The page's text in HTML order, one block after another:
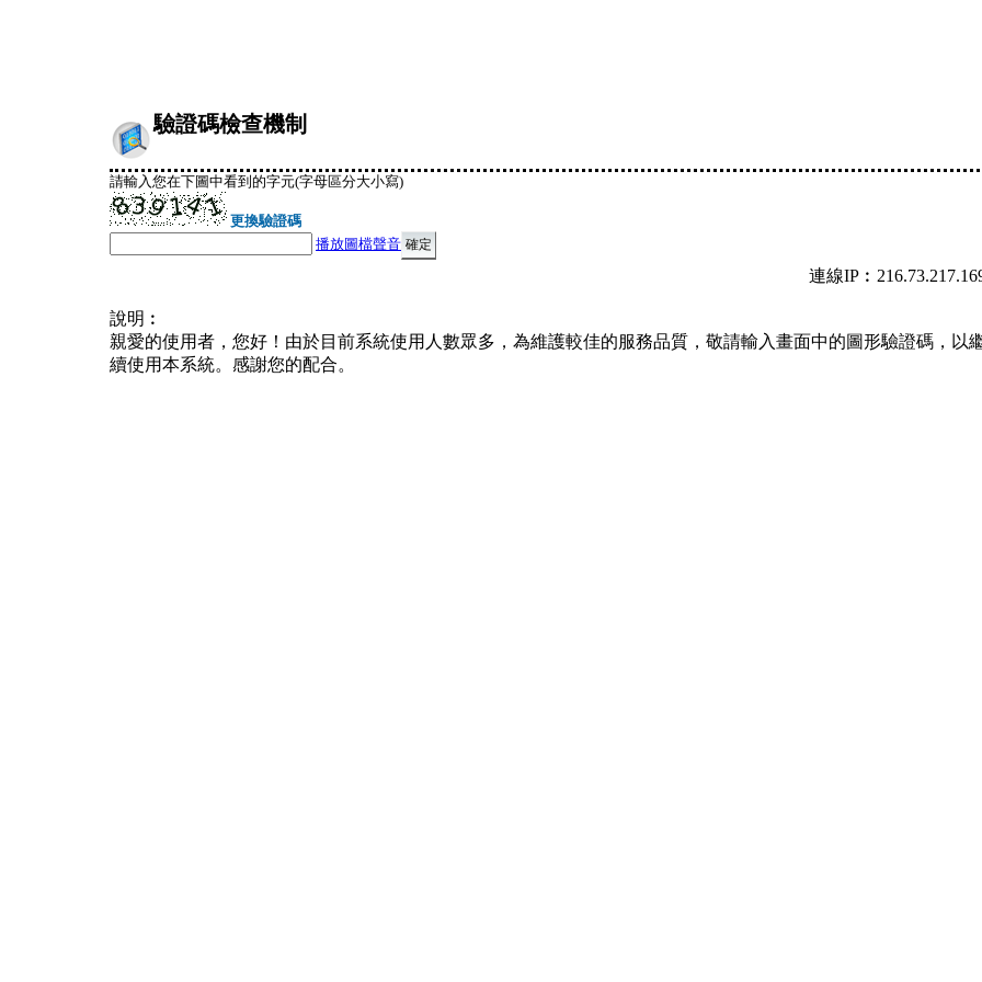
驗證碼檢查機制
請輸入您在下圖中看到的字元(字母區分大小寫)
更換驗證碼
播放圖檔聲音
連線
說明︰
親愛的使用者，您好！由於目前系統使用人數眾多，為維護較佳的服務品質，敬請輸入畫面中的圖形驗證碼，以
續使用本系統。感謝您的配合。